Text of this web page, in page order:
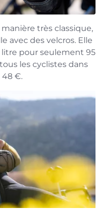
très classique,
avec des velcros. Elle
pour seulement 95
les cyclistes dans
48 €.